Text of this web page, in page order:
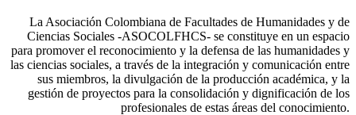
La Asociación Colombiana de Facultades de Humanidades y de
Ciencias Sociales -ASOCOLFHCS- se constituye en un espacio
para promover el reconocimiento y la defensa de las humanidades y
las ciencias sociales, a través de la integración y comunicación entre
sus miembros, la divulgación de la producción académica, y la
gestión de proyectos para la consolidación y dignificación de los
profesionales de estas áreas del conocimiento.